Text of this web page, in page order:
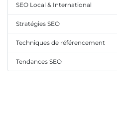
SEO Local & International
Stratégies SEO
Techniques de référencement
Tendances SEO